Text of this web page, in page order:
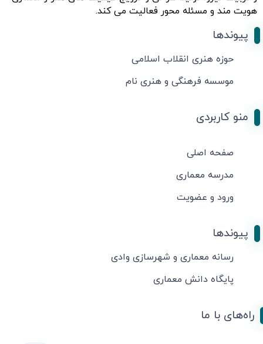
هویت مند و مسئله محور فعالیت می کند.
پیوندها
حوزه هنری انقلاب اسلامی
موسسه فرهنگی و هنری نام
منو کاربردی
صفحه اصلی
مدرسه معماری
ورود و عضویت
پیوندها
رسانه معماری و شهرسازی وادی
پایگاه دانش معماری
راه‌های با ما